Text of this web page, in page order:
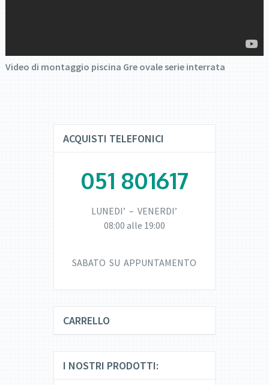
Video di montaggio piscina Gre ovale serie interrata
ACQUISTI TELEFONICI
051 801617
LUNEDI’ – VENERDI’
08:00 alle 19:00
SABATO SU APPUNTAMENTO
CARRELLO
I NOSTRI PRODOTTI: